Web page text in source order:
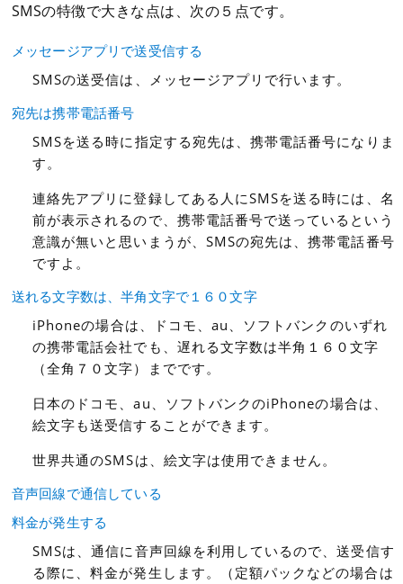
SMSの特徴で大きな点は、次の５点です。
メッセージアプリで送受信する
SMSの送受信は、メッセージアプリで行います。
宛先は携帯電話番号
SMSを送る時に指定する宛先は、携帯電話番号になりま
す。
連絡先アプリに登録してある人にSMSを送る時には、名
前が表示されるので、携帯電話番号で送っているという
意識が無いと思いまうが、SMSの宛先は、携帯電話番号
ですよ。
送れる文字数は、半角文字で１６０文字
iPhoneの場合は、ドコモ、au、ソフトバンクのいずれ
の携帯電話会社でも、遅れる文字数は半角１６０文字
（全角７０文字）までです。
日本のドコモ、au、ソフトバンクのiPhoneの場合は、
絵文字も送受信することができます。
世界共通のSMSは、絵文字は使用できません。
音声回線で通信している
料金が発生する
SMSは、通信に音声回線を利用しているので、送受信す
る際に、料金が発生します。（定額パックなどの場合は